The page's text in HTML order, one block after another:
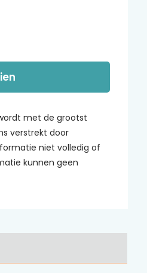
met de grootst
verstrekt door
niet volledig of
kunnen geen